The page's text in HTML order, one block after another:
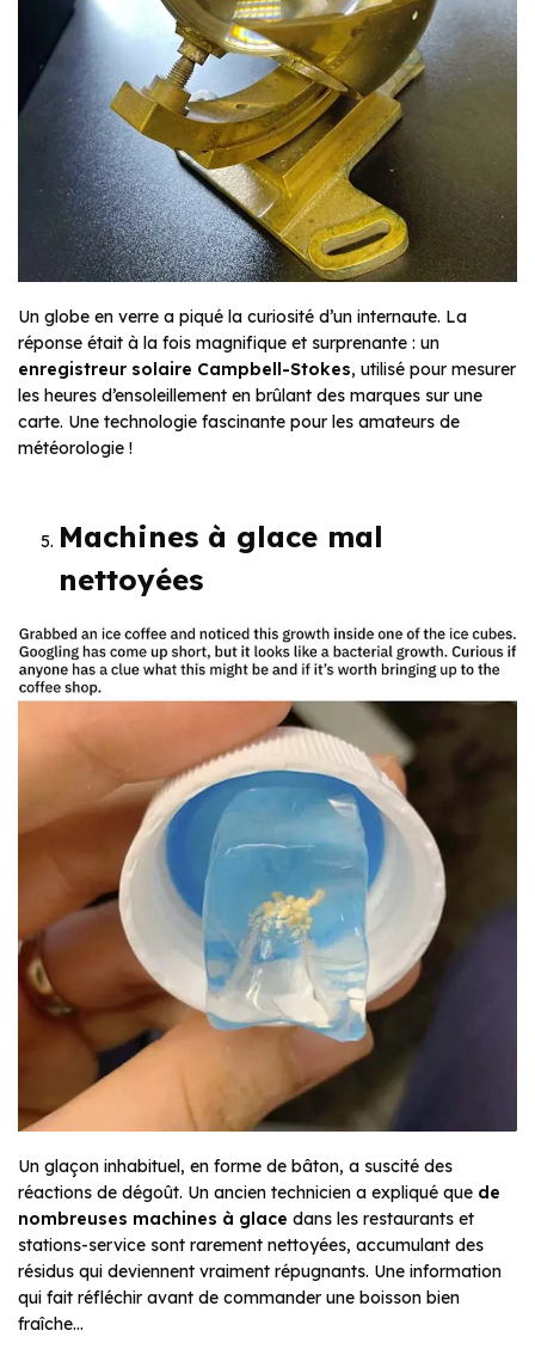
Un globe en verre a piqué la curiosité d’un internaute. La
réponse était à la fois magnifique et surprenante : un
enregistreur solaire Campbell-Stokes, utilisé pour mesurer
les heures d’ensoleillement en brûlant des marques sur une
carte. Une technologie fascinante pour les amateurs de
météorologie !
Machines à glace mal
nettoyées
Un glaçon inhabituel, en forme de bâton, a suscité des
réactions de dégoût. Un ancien technicien a expliqué que de
nombreuses machines à glace dans les restaurants et
stations-service sont rarement nettoyées, accumulant des
résidus qui deviennent vraiment répugnants. Une information
qui fait réfléchir avant de commander une boisson bien
fraîche…